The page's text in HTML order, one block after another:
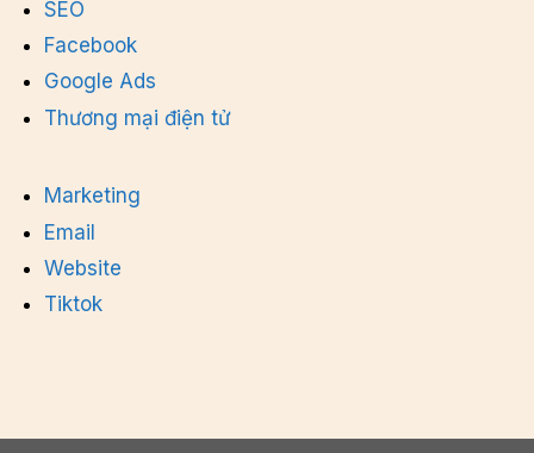
SEO
Facebook
Google Ads
Thương mại điện tử
Marketing
Email
Website
Tiktok